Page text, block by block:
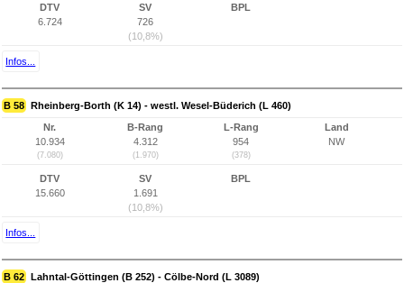
DTV
6.724
SV
726
(10,8%)
BPL
Infos...
B 58 Rheinberg-Borth (K 14) - westl. Wesel-Büderich (L 460)
Nr.
10.934
(7.080)
B-Rang
4.312
(1.970)
L-Rang
954
(378)
Land
NW
DTV
15.660
SV
1.691
(10,8%)
BPL
Infos...
B 62 Lahntal-Göttingen (B 252) - Cölbe-Nord (L 3089)